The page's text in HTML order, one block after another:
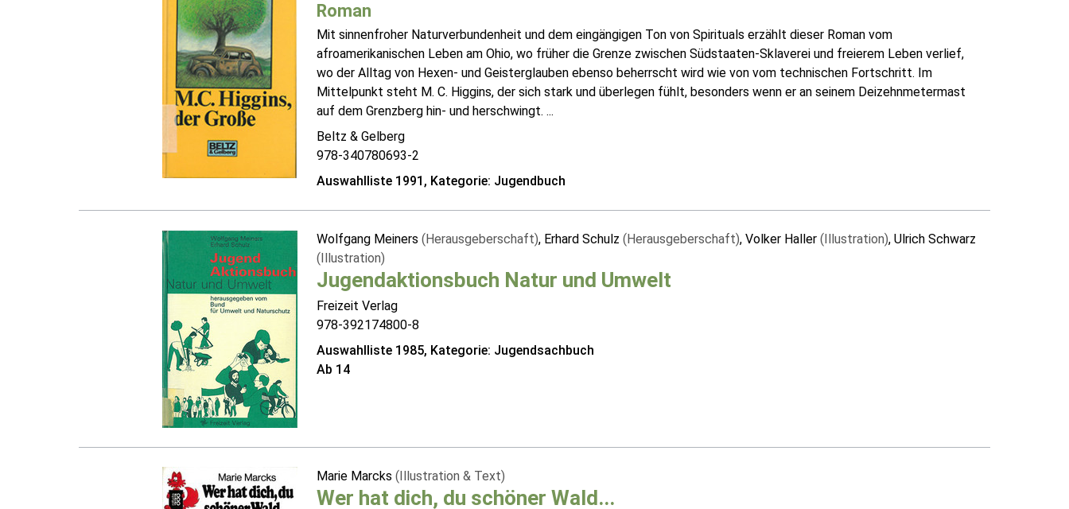
Roman
Mit sinnenfroher Naturverbundenheit und dem eingängigen Ton von Spirituals erzählt dieser Roman vom
afroamerikanischen Leben am Ohio, wo früher die Grenze zwischen Südstaaten-Sklaverei und freierem Leben verlief,
wo der Alltag von Hexen- und Geisterglauben ebenso beherrscht wird wie von vom technischen Fortschritt. Im
Mittelpunkt steht M. C. Higgins, der sich stark und überlegen fühlt, besonders wenn er an seinem Deizehnmetermast
auf dem Grenzberg hin- und herschwingt. ...
Beltz & Gelberg
978-340780693-2
Auswahlliste 1991, Kategorie: Jugendbuch
Wolfgang Meiners (Herausgeberschaft), Erhard Schulz (Herausgeberschaft), Volker Haller (Illustration), Ulrich Schwarz
(Illustration)
Jugendaktionsbuch Natur und Umwelt
Freizeit Verlag
978-392174800-8
Auswahlliste 1985, Kategorie: Jugendsachbuch
Ab 14
Marie Marcks (Illustration & Text)
Wer hat dich, du schöner Wald...